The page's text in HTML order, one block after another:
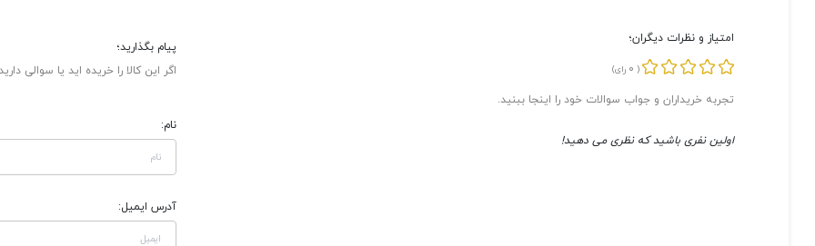
امتیاز و نظرات دیگران؛
(
0 رای)
تجربه خریداران و جواب سوالات خود را اینجا ببنید.
اولین نفری باشید که نظری می دهید!
پیام بگذارید؛
اگر این کالا را خریده اید یا سوالی
نام:
آدرس ایمیل: